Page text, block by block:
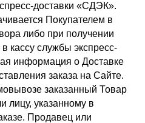
доставки «СДЭК».
Покупателем в
либо при получении
кассу службы экспресс-
информация о Доставке
заказа на Сайте.
заказанный Товар
лицу, указанному в
Продавец или